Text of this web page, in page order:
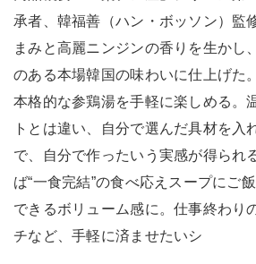
承者、韓福善（ハン・ボッソン）監
まみと高麗ニンジンの香りを生かし
のある本場韓国の味わいに仕上げた
本格的な参鶏湯を手軽に楽しめる。
トとは違い、自分で選んだ具材を入
で、自分で作ったいう実感が得られ
ば“一食完結”の食べ応えスープにご
できるボリューム感に。仕事終わり
チなど、手軽に済ませたいシ